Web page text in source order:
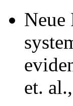
Neue
et.